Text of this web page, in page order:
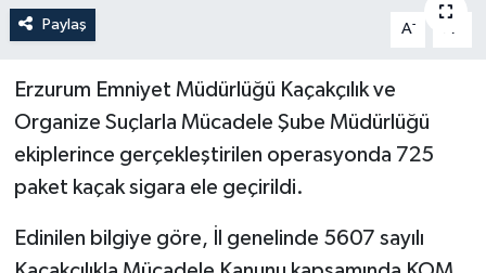
Paylaş A- A
Erzurum Emniyet Müdürlüğü Kaçakçılık ve
Organize Suçlarla Mücadele Şube Müdürlüğü
ekiplerince gerçekleştirilen operasyonda 725
paket kaçak sigara ele geçirildi.
Edinilen bilgiye göre, İl genelinde 5607 sayılı
Sağlık
Spor
Teknoloji